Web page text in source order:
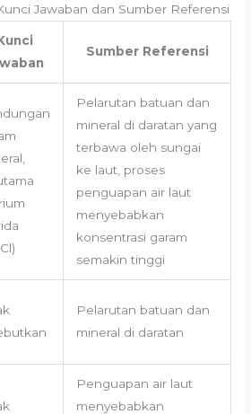
Jawaban dan Sumber Referensi
Sumber Referensi
Pelarutan batuan dan
mineral di daratan yang
terbawa oleh sungai
ke laut, proses
penguapan air laut
menyebabkan
konsentrasi garam
semakin tinggi
Pelarutan batuan dan
mineral di daratan
Penguapan air laut
menyebabkan